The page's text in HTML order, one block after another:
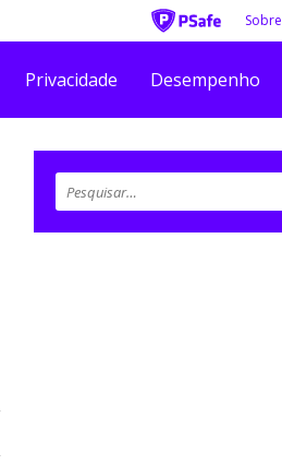
Sobre
Privacidade Desempenho